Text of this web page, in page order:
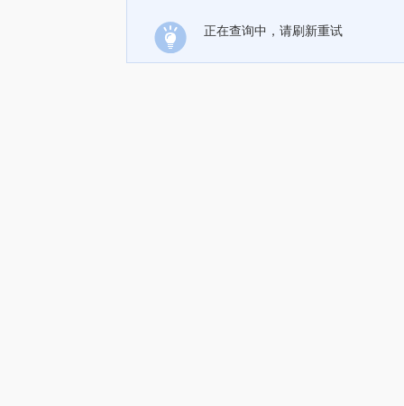
正在查询中，请刷新重试